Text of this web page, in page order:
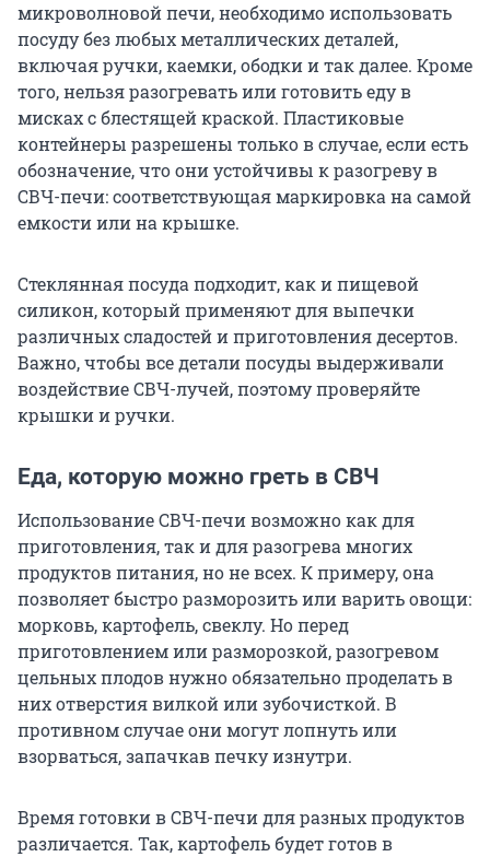
микроволновой печи, необходимо использовать
посуду без любых металлических деталей,
включая ручки, каемки, ободки и так далее. Кроме
того, нельзя разогревать или готовить еду в
мисках с блестящей краской. Пластиковые
контейнеры разрешены только в случае, если есть
обозначение, что они устойчивы к разогреву в
СВЧ-печи: соответствующая маркировка на самой
емкости или на крышке.
Стеклянная посуда подходит, как и пищевой
силикон, который применяют для выпечки
различных сладостей и приготовления десертов.
Важно, чтобы все детали посуды выдерживали
воздействие СВЧ-лучей, поэтому проверяйте
крышки и ручки.
Еда, которую можно греть в СВЧ
Использование СВЧ-печи возможно как для
приготовления, так и для разогрева многих
продуктов питания, но не всех. К примеру, она
позволяет быстро разморозить или варить овощи:
морковь, картофель, свеклу. Но перед
приготовлением или разморозкой, разогревом
цельных плодов нужно обязательно проделать в
них отверстия вилкой или зубочисткой. В
противном случае они могут лопнуть или
взорваться, запачкав печку изнутри.
Время готовки в СВЧ-печи для разных продуктов
различается. Так, картофель будет готов в